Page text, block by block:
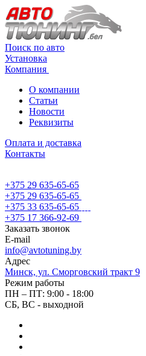
Поиск по авто
Установка
Компания
О компании
Статьи
Новости
Реквизиты
Оплата и доставка
Контакты
+375 29 635-65-65
+375 29 635-65-65
+375 33 635-65-65
+375 17 366-92-69
Заказать звонок
E-mail
info@avtotuning.by
Адрес
Минск, ул. Сморговский тракт 9
Режим работы
ПН – ПТ: 9:00 - 18:00
СБ, ВС - выходной